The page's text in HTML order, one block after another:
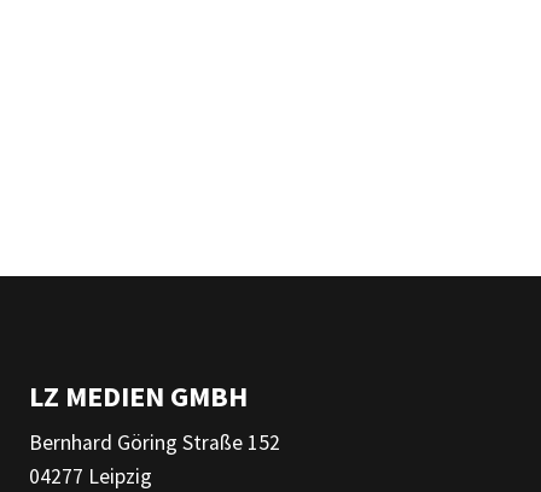
LZ MEDIEN GMBH
Bernhard Göring Straße 152
04277 Leipzig